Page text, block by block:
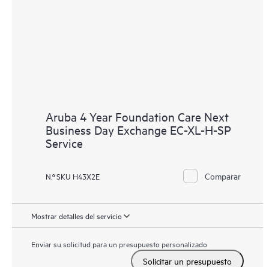
Aruba 4 Year Foundation Care Next
Business Day Exchange EC-XL-H-SP
Service
N.º SKU H43X2E Comparar
Mostrar detalles del servicio
Enviar su solicitud para un presupuesto personalizado
Solicitar un presupuesto